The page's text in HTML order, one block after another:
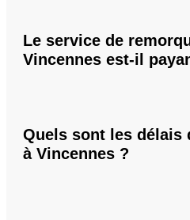
Le service de
Vincennes est-il
Quels sont les délais
à Vincennes ?